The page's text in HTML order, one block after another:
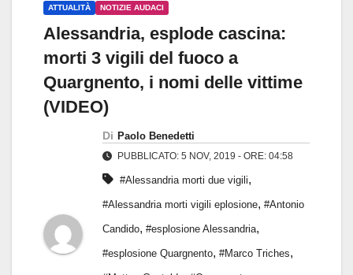
ATTUALITÀ NOTIZIE AUDACI
Alessandria, esplode cascina:
morti 3 vigili del fuoco a
Quargnento, i nomi delle vittime
(VIDEO)
Di Paolo Benedetti
PUBBLICATO: 5 NOV, 2019 - ORE: 04:58
#Alessandria morti due vigili,
#Alessandria morti vigili eplosione, #Antonio
Candido, #esplosione Alessandria,
#esplosione Quargnento, #Marco Triches,